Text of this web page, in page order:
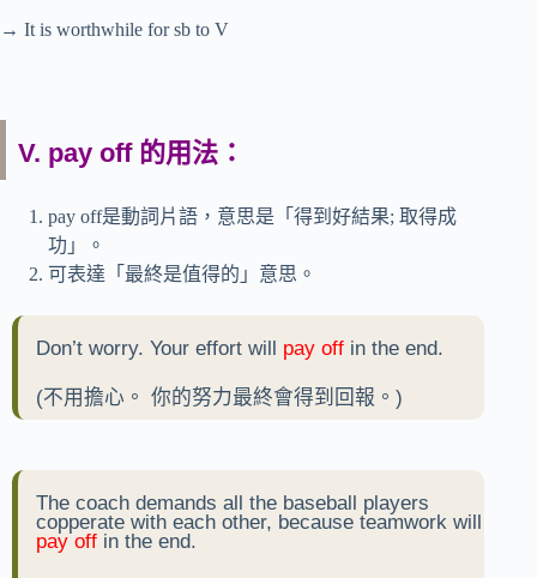
→ It is worthwhile for sb to V
V. pay off 的用法：
pay off是動詞片語，意思是「得到好結果; 取得成
功」。
可表達「最終是值得的」意思。
Don’t worry. Your effort will pay off in the end.
(不用擔心。 你的努力最終會得到回報。)
The coach demands all the baseball players
copperate with each other, because teamwork will
pay off in the end.